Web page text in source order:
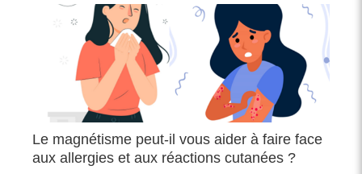
Le magnétisme peut-il vous aider à faire face
aux allergies et aux réactions cutanées ?